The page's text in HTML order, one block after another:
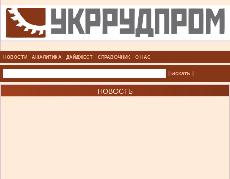
НОВОСТИ АНАЛИТИКА ДАЙДЖЕСТ СПРАВОЧНИК О НАС
| искать |
НОВОСТЬ